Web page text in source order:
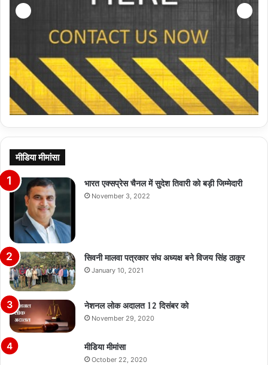
मीडिया मीमांसा
भारत एक्सप्रेस चैनल में सुदेश तिवारी को बड़ी जिम्मेदारी
November 3, 2022
सिवनी मालवा पत्रकार संघ अध्यक्ष बने विजय सिंह ठाकुर
January 10, 2021
नेशनल लोक अदालत 12 दिसंबर को
November 29, 2020
मीडिया मीमांसा
October 22, 2020